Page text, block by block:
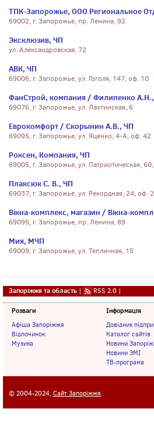
ТПК-Запорожье, ООО Региональное
69002, г. Запорожье, пр. Ленина, 92
Эксклюзив, ЧП
ул. Александровская, 72
АВК, ЧП
69006, г. Запорожье, ул. Гоголя, 147, оф. 10
ФанСтрой, компания / Филипенко
69076, г. Запорожье, ул. Лахтинская, 6
Еврокомфорт / Скорынин А.В., ЧП
69095, г. Запорожье, ул. Яценко, 4-А, оф. 42
Роксен, Компания, ЧП
69005, г. Запорожье, ул. Патриотическая,
Плаксюк С. В., ЧП
69037, г. Запорожье, ул. Рекордная, 24, оф.
Вiкна-комплекс, магазин / Вiкна-
69095, г. Запорожье, пр. Ленина, 89
Мия, МЧП
69009, г. Запорожье, ул. Тепличная, 15
Запоріжжя та область | RSS 2.0 |
Розваги
Афіша Запоріжжя
Відпочинок
Музика
Інформація
Довідник
Каталог сайтів
Новини
Новини ЗМІ
ТВ-програма
© 2004-2024, Сайт Запоріжжя.